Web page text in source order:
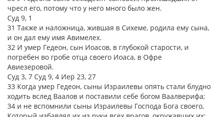
чресл его, потому что у него много было жен.
Суд 9, 1
31 Также и наложница, жившая в Сихеме, родила ему сына,
и он дал ему имя Авимелех.
32 И умер Гедеон, сын Иоасов, в глубокой старости, и
погребен во гробе отца своего Иоаса, в Офре
Авиезеровой.
Суд 3, 7 Суд 9, 4 Иер 23, 27
33 Когда умер Гедеон, сыны Израилевы опять стали блудно
ходить вслед Ваалов и поставили себе богом Ваалверифа;
34 и не вспомнили сыны Израилевы Господа Бога своего,